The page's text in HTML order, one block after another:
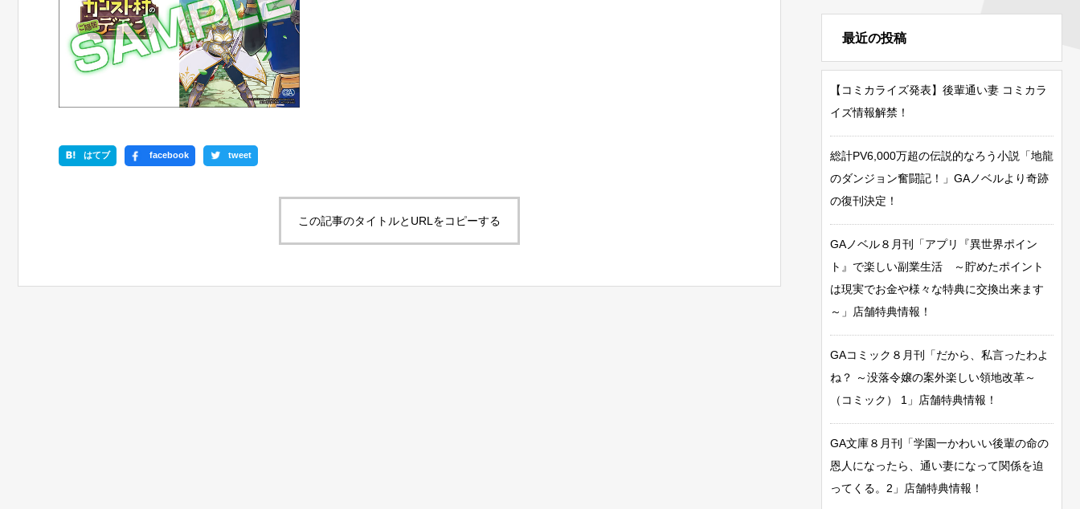
はてブ facebook tweet
この記事のタイトルとURLをコピーする
最近の投稿
【コミカライズ発表】後輩通い妻 コミカラ
イズ情報解禁！
総計PV6,000万超の伝説的なろう小説「地龍
のダンジョン奮闘記！」GAノベルより奇跡
の復刊決定！
GAノベル８月刊「アプリ『異世界ポイン
ト』で楽しい副業生活 ～貯めたポイント
は現実でお金や様々な特典に交換出来ます
～」店舗特典情報！
GAコミック８月刊「だから、私言ったわよ
ね？ ～没落令嬢の案外楽しい領地改革～
（コミック） 1」店舗特典情報！
GA文庫８月刊「学園一かわいい後輩の命の
恩人になったら、通い妻になって関係を迫
ってくる。2」店舗特典情報！